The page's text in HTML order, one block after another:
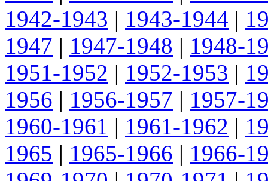
1942-1943 | 1943-1944 |
1947 | 1947-1948 | 1948-
1951-1952 | 1952-1953 |
1956 | 1956-1957 | 1957-
1960-1961 | 1961-1962 |
1965 | 1965-1966 | 1966-